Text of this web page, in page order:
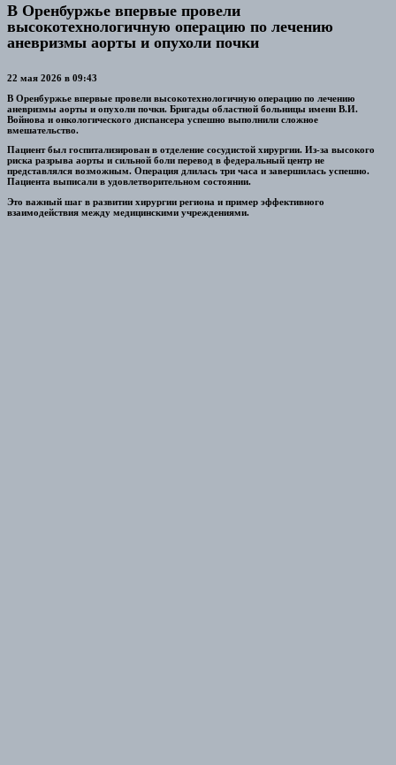
В Оренбуржье впервые провели
высокотехнологичную операцию по лечению
аневризмы аорты и опухоли почки
22 мая 2026 в 09:43
В Оренбуржье впервые провели высокотехнологичную операцию по лечению
аневризмы аорты и опухоли почки. Бригады областной больницы имени В.И.
Войнова и онкологического диспансера успешно выполнили сложное
вмешательство.
Пациент был госпитализирован в отделение сосудистой хирургии. Из-за высокого
риска разрыва аорты и сильной боли перевод в федеральный центр не
представлялся возможным. Операция длилась три часа и завершилась успешно.
Пациента выписали в удовлетворительном состоянии.
Это важный шаг в развитии хирургии региона и пример эффективного
взаимодействия между медицинскими учреждениями.